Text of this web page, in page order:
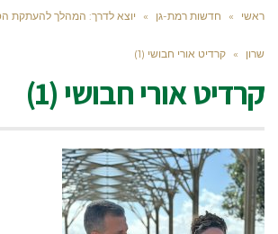
ראשי » חדשות רמת-גן » יוצא לדרך: המהלך להעתקת
שרון » קרדיט אורי חבושי (1)
קרדיט אורי חבושי (1)